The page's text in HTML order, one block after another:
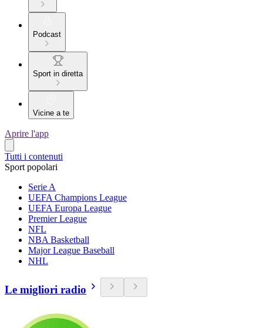
Podcast
Sport in diretta
Vicine a te
Aprire l'app
Tutti i contenuti
Sport popolari
Serie A
UEFA Champions League
UEFA Europa League
Premier League
NFL
NBA Basketball
Major League Baseball
NHL
Le migliori radio